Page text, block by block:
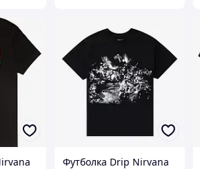
Футболка Drip Nirvana